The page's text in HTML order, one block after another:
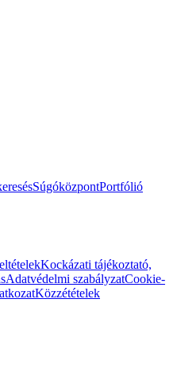
SúgóközpontPortfólió
Kockázati tájékoztató,
Adatvédelmi szabályzatCookie-
Közzétételek